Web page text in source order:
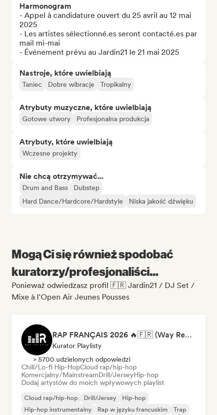
Harmonogram
- Appel à candidature ouvert du 25 avril au 12 mai
2025
- Les artistes sélectionné.es seront contacté.es par
mail mi-mai
- Événement prévu au Jardin21 le 21 mai 2025
Nastroje, które uwielbiają
Taniec Dobre wibracje Tropikalny
Atrybuty muzyczne, które uwielbiają
Gotowe utwory Profesjonalna produkcja
Atrybuty, które uwielbiają
Wczesne projekty
Nie chcą otrzymywać...
Drum and Bass
Dubstep
Hard Dance/Hardcore/Hardstyle
Niska jakość dźwięku
Mogą Ci się również spodobać
kuratorzy/profesjonaliści...
Ponieważ odwiedzasz profil 🇫🇷 Jardin21 / DJ Set /
Mixe à l'Open Air Jeunes Pousses
RAP FRANÇAIS 2026 🔥🇫🇷 (Way Records)
Kurator Playlisty
> 5700 udzielonych odpowiedzi
Chill/Lo-fi Hip-HopCloud rap/hip-hop
Komercjalny/MainstreamDrill/JerseyHip-hop
Dodaj artystów do moich wpływowych playlist
Cloud rap/hip-hop Drill/Jersey
Hip-hop
Hip-hop instrumentalny
Rap w języku francuskim Trap